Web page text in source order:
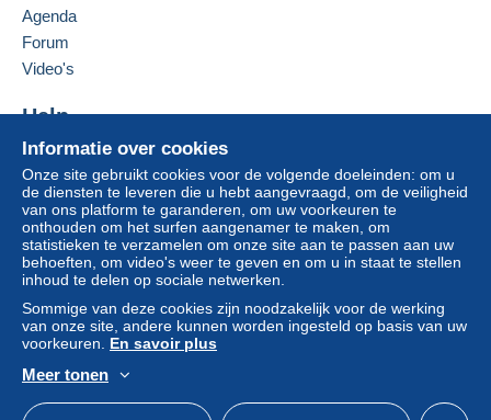
Informatie over cookies
Onze site gebruikt cookies voor de volgende doeleinden: om u
de diensten te leveren die u hebt aangevraagd, om de veiligheid
van ons platform te garanderen, om uw voorkeuren te
onthouden om het surfen aangenamer te maken, om
statistieken te verzamelen om onze site aan te passen aan uw
behoeften, om video's weer te geven en om u in staat te stellen
inhoud te delen op sociale netwerken.
Sommige van deze cookies zijn noodzakelijk voor de werking
van onze site, andere kunnen worden ingesteld op basis van uw
voorkeuren. En savoir plus
Meer tonen
Agenda
Forum
Video's
Help
Hulpcentrum
Kopen op Delcampe
Verkopen op Delcampe
Een beveiligde website